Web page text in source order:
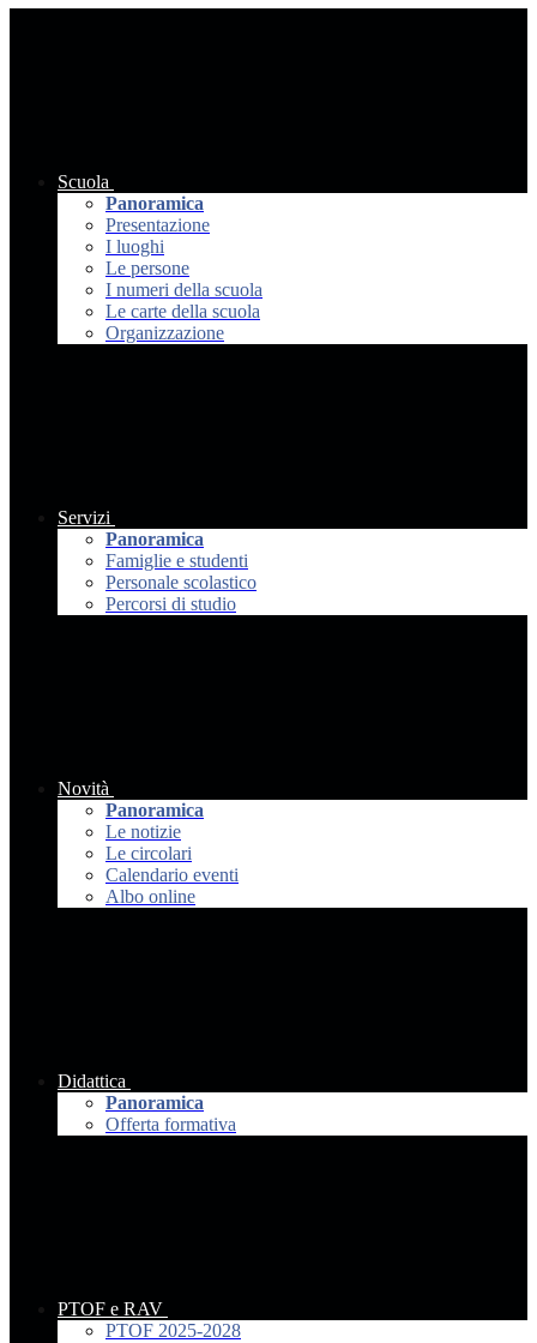
Scuola
Panoramica
Presentazione
I luoghi
Le persone
I numeri della scuola
Le carte della scuola
Organizzazione
Servizi
Panoramica
Famiglie e studenti
Personale scolastico
Percorsi di studio
Novità
Panoramica
Le notizie
Le circolari
Calendario eventi
Albo online
Didattica
Panoramica
Offerta formativa
PTOF e RAV
PTOF 2025-2028